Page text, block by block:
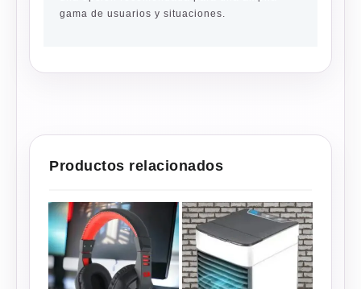
gama de usuarios y situaciones.
Productos relacionados